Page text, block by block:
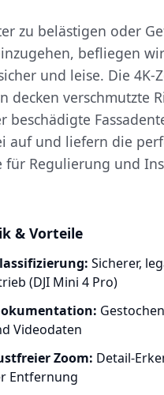
zu belästigen oder
befliegen
und leise. Die 4K-
decken verschmutzte
beschädigte
auf und liefern die
für Regulierung und
& Vorteile
Sicherer,
(DJI Mini 4 Pro)
Videodaten
Zoom: Detail-
Entfernung